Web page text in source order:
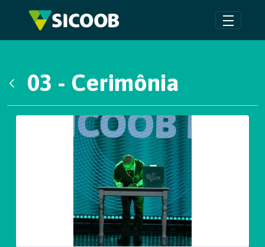
Pular para o Conteúdo principal
03 - Cerimônia
Galeria de Mídias